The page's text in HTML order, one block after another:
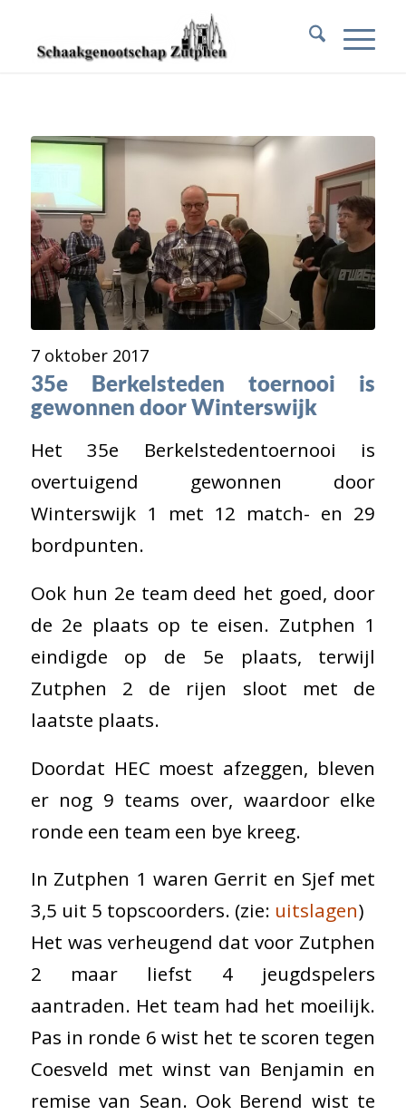
7 oktober 2017
35e Berkelsteden toernooi is
gewonnen door Winterswijk
Het 35e Berkelstedentoernooi is
overtuigend gewonnen door
Winterswijk 1 met 12 match- en 29
bordpunten.
Ook hun 2e team deed het goed, door
de 2e plaats op te eisen. Zutphen 1
eindigde op de 5e plaats, terwijl
Zutphen 2 de rijen sloot met de
laatste plaats.
Doordat HEC moest afzeggen, bleven
er nog 9 teams over, waardoor elke
ronde een team een bye kreeg.
In Zutphen 1 waren Gerrit en Sjef met
3,5 uit 5 topscoorders. (zie: uitslagen)
Het was verheugend dat voor Zutphen
2 maar liefst 4 jeugdspelers
aantraden. Het team had het moeilijk.
Pas in ronde 6 wist het te scoren tegen
Coesveld met winst van Benjamin en
remise van Sean. Ook Berend wist te